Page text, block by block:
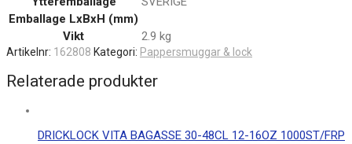
Emballage LxBxH (mm)
Vikt
2.9 kg
Artikelnr: 162808 Kategori: Pappersmuggar & lock
Relaterade produkter
DRICKLOCK VITA BAGASSE 30-48CL 12-16OZ 1000ST/FRP